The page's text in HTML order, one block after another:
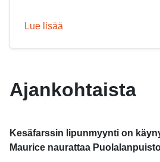
Ajankohtaista
Kesäfarssin lipunmyynti on
Maurice naurattaa
Lue lisää